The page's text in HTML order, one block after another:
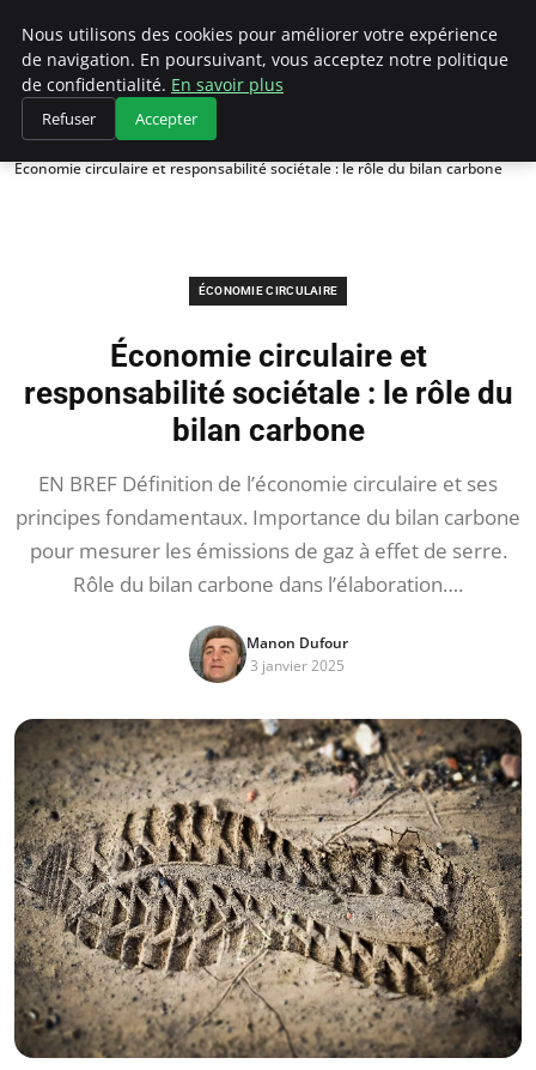
Climategatecountryclub.com
Accueil
Économie circulaire
Économie circulaire et responsabilité sociétale : le rôle du bilan carbone
ÉCONOMIE CIRCULAIRE
Économie circulaire et
responsabilité sociétale : le rôle du
bilan carbone
EN BREF Définition de l’économie circulaire et ses
principes fondamentaux. Importance du bilan carbone
pour mesurer les émissions de gaz à effet de serre.
Rôle du bilan carbone dans l’élaboration….
Manon Dufour
3 janvier 2025
Nous utilisons des cookies pour améliorer votre expérience
de navigation. En poursuivant, vous acceptez notre politique
de confidentialité. En savoir plus
Refuser Accepter